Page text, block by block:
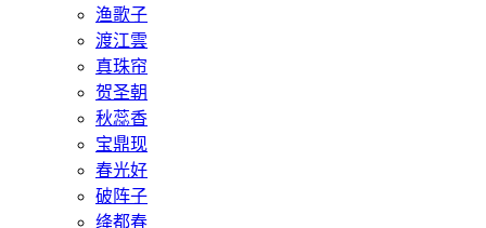
渔歌子
渡江雲
真珠帘
贺圣朝
秋蕊香
宝鼎现
春光好
破阵子
绛都春